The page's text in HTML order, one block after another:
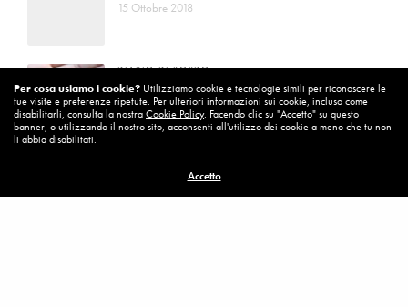
15 Ottobre 2018
DIARIO DI BORDO
La vita vince sempre
8 Ottobre 2018
Per cambiare ci vuole coraggio
8 Ottobre 2018
Per cosa usiamo i cookie? Utilizziamo cookie e tecnologie simili per riconoscere le
tue visite e preferenze ripetute. Per ulteriori informazioni sui cookie, incluso come
disabilitarli, consulta la nostraCookie Policy. Facendo clic su "Accetto" su questo
banner, o utilizzando il nostro sito, acconsenti all'utilizzo dei cookie a meno che tu non
li abbia disabilitati.
Accetto